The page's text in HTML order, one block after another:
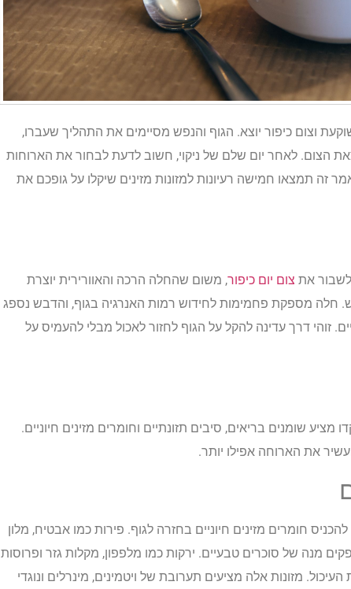
וצום כיפור יוצא. הגוף והנפש מסיימים את התהליך שעברו,
הצום. לאחר יום שלם של ניקוי, חשוב לדעת לבחור את הארוחות
זה תמצאו חמישה רעיונות למזונות מזינים שיקלו על גופכם את
את צום יום כיפור, משום שהחלה הרכה והאוורירית יוצרת
חלה מספקת פחמימות לחידוש רמות האנרגיה בגוף, והדבש נספג
זוהי דרך עדינה להקל על הגוף לחזור לאכול מבלי להעמיס על
שומנים בריאים, סיבים תזונתיים וחומרים מזינים חיוניים.
את הארוחה אפילו יותר.
חומרים מזינים חיוניים בחזרה לגוף. פירות כמו אבטיח, מלון
מנה של סוכרים טבעיים. ירקות כמו מלפפון, מקלות גזר ופרוסות
מזונות אלה מציעים תערובת של ויטמינים, מינרלים ונוגדי